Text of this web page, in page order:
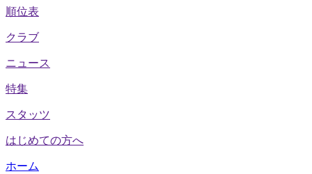
順位表
クラブ
ニュース
特集
スタッツ
はじめての方へ
ホーム